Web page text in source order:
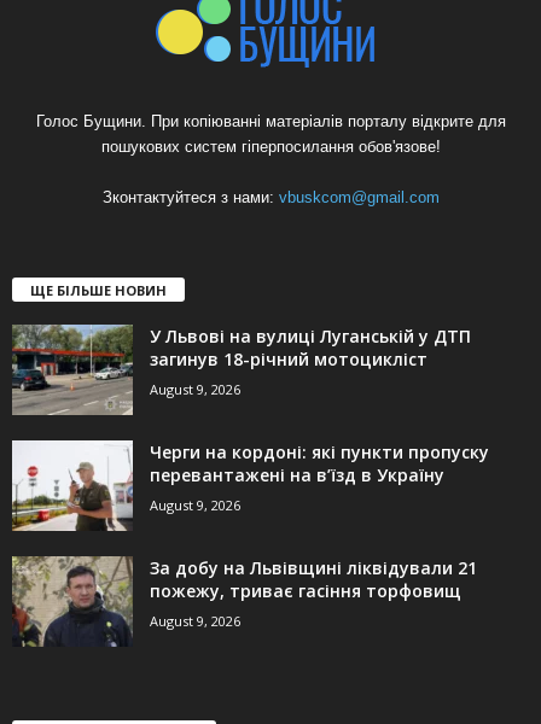
Голос Бущини. При копіюванні матеріалів порталу відкрите для
пошукових систем гіперпосилання обов'язове!
Зконтактуйтеся з нами: vbuskcom@gmail.com
ЩЕ БІЛЬШЕ НОВИН
У Львові на вулиці Луганській у ДТП
загинув 18-річний мотоцикліст
August 9, 2026
Черги на кордоні: які пункти пропуску
перевантажені на в’їзд в Україну
August 9, 2026
За добу на Львівщині ліквідували 21
пожежу, триває гасіння торфовищ
August 9, 2026